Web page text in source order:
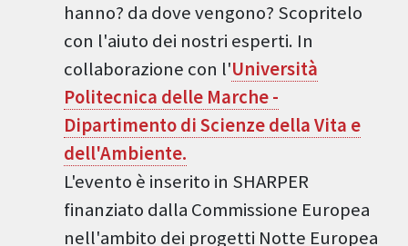
hanno? da dove vengono? Scopritelo
con l'aiuto dei nostri esperti. In
collaborazione con l'Università
Politecnica delle Marche -
Dipartimento di Scienze della Vita e
dell'Ambiente.
L'evento è inserito in SHARPER
finanziato dalla Commissione Europea
nell'ambito dei progetti Notte Europea